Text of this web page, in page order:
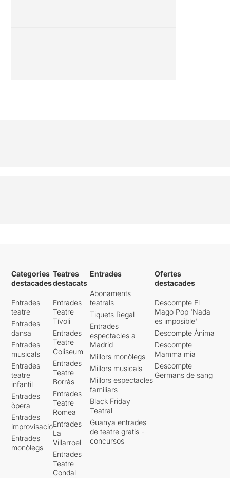
Categories
destacades
Entrades
teatre
Entrades
dansa
Entrades
musicals
Entrades
teatre
infantil
Entrades
òpera
Entrades
improvisació
Entrades
monòlegs
Teatres
destacats
Entrades
Teatre
Tívoli
Entrades
Teatre
Coliseum
Entrades
Teatre
Borràs
Entrades
Teatre
Romea
Entrades
La
Villarroel
Entrades
Teatre
Condal
Entrades
Abonaments
teatrals
Tiquets Regal
Entrades
espectacles a
Madrid
Millors monòlegs
Millors musicals
Millors espectacles
familiars
Black Friday
Teatral
Guanya entrades
de teatre gratis -
concursos
Ofertes
destacades
Descompte El
Mago Pop 'Nada
es imposible'
Descompte Ànima
Descompte
Mamma mia
Descompte
Germans de sang